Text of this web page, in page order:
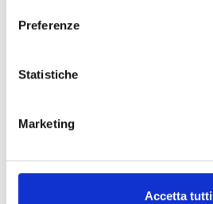
Preferenze
Statistiche
Marketing
Accetta tutti
Richiedi
maggiori
informazioni